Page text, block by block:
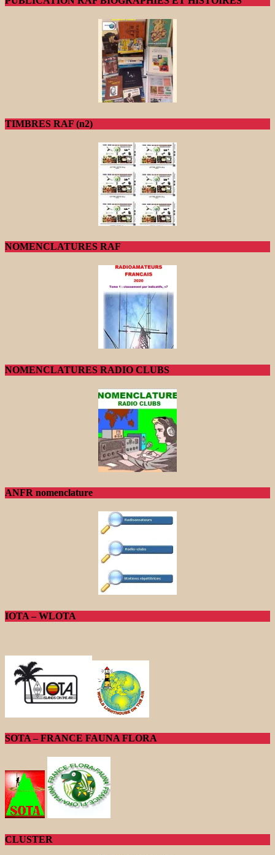
TIMBRES RAF (n2)
NOMENCLATURES RAF
NOMENCLATURES RADIO CLUBS
ANFR nomenclature
IOTA – WLOTA
SOTA – FRANCE FAUNA FLORA
CLUSTER